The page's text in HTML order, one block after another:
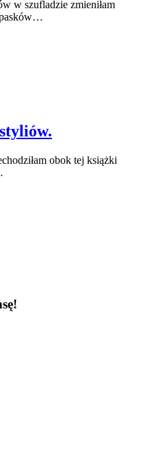
w szufladzie zmieniłam
pasków…
obok tej książki